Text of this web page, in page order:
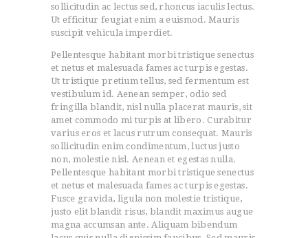
sollicitudin ac lectus sed, rhoncus iaculis lectus.
Ut efficitur feugiat enim a euismod. Mauris
suscipit vehicula imperdiet.
Pellentesque habitant morbi tristique senectus
et netus et malesuada fames ac turpis egestas.
Ut tristique pretium tellus, sed fermentum est
vestibulum id. Aenean semper, odio sed
fringilla blandit, nisl nulla placerat mauris, sit
amet commodo mi turpis at libero. Curabitur
varius eros et lacus rutrum consequat. Mauris
sollicitudin enim condimentum, luctus justo
non, molestie nisl. Aenean et egestas nulla.
Pellentesque habitant morbi tristique senectus
et netus et malesuada fames ac turpis egestas.
Fusce gravida, ligula non molestie tristique,
justo elit blandit risus, blandit maximus augue
magna accumsan ante. Aliquam bibendum